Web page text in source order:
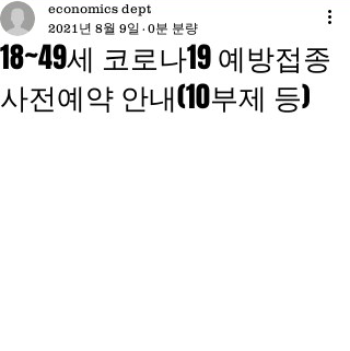
18~49세 코로나19 예방접종
사전예약 안내(10부제 등)
economics dept
2021년 8월 9일
0분 분량